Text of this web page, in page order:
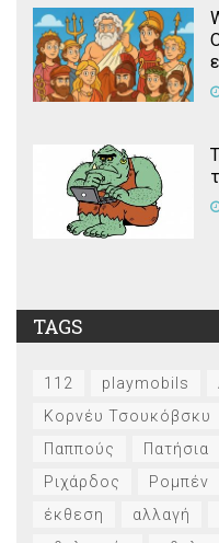
TAGS
112 playmobils
Κορνέυ Τσουκόβσκυ
Παππούς
Πατήσια
Ριχάρδος
Ρομπέν
έκθεση
αλλαγή